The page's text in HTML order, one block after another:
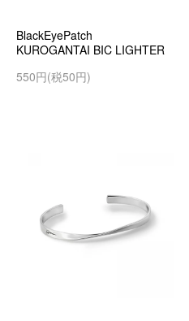
BlackEyePatch
KUROGANTAI BIC LIGHTER
550円(税50円)